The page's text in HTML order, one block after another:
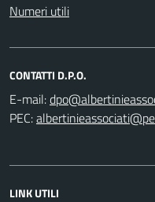
Numeri utili
CONTATTI D.P.O.
E-mail:
PEC:
LINK UTILI